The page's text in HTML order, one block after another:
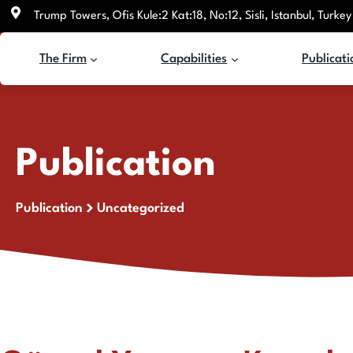
Skip
Trump Towers, Ofis Kule:2 Kat:18, No:12, Sisli, Istanbul, Turkey
The Firm Capabilities
Publication
Publication Uncategorized